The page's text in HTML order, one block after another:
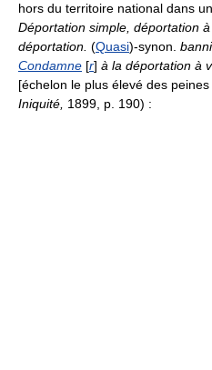
hors du territoire national dans
Déportation simple, déportation
déportation. (Quasi)-synon.
Condamne [r] à la déportation à
[échelon le plus élevé des
Iniquité, 1899, p. 190) :